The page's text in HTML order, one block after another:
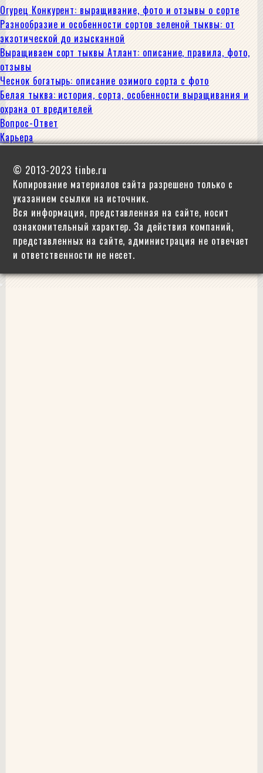
Огурец Конкурент: выращивание, фото и отзывы о сорте
Разнообразие и особенности сортов зеленой тыквы: от
экзотической до изысканной
Выращиваем сорт тыквы Атлант: описание, правила, фото,
отзывы
Чеснок богатырь: описание озимого сорта с фото
Белая тыква: история, сорта, особенности выращивания и
охрана от вредителей
Вопрос-Ответ
Карьера
© 2013-2023 tinbe.ru
Копирование материалов сайта разрешено только с
указанием ссылки на источник.
Вся информация, представленная на сайте, носит
ознакомительный характер. За действия компаний,
представленных на сайте, администрация не отвечает
и ответственности не несет.